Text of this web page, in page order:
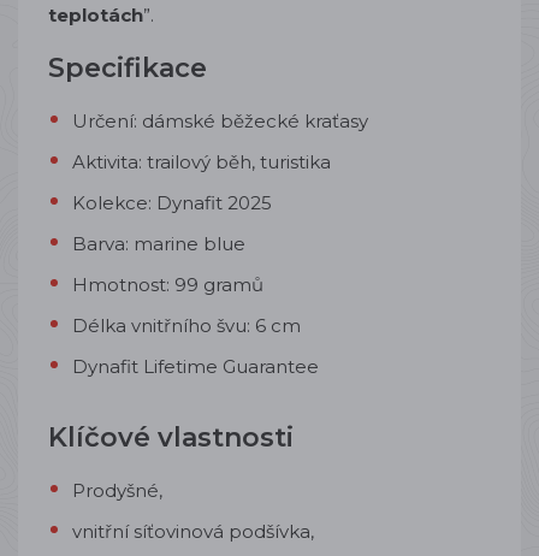
teplotách”.
Specifikace
Určení: dámské běžecké kraťasy
Aktivita: trailový běh, turistika
Kolekce: Dynafit 2025
Barva: marine blue
Hmotnost: 99 gramů
Délka vnitřního švu: 6 cm
Dynafit Lifetime Guarantee
Klíčové vlastnosti
Prodyšné,
vnitřní síťovinová podšívka,